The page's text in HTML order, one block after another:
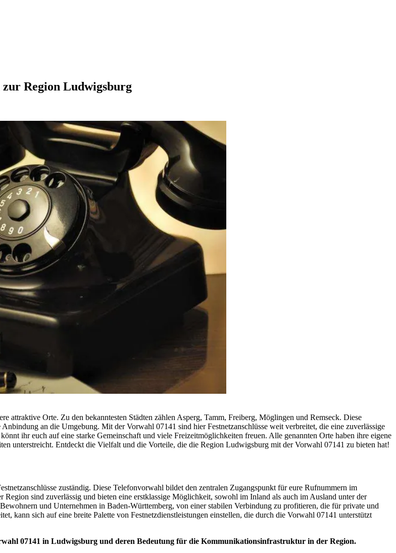
Region Ludwigsburg
Orte. Zu den bekanntesten Städten zählen Asperg, Tamm, Freiberg, Möglingen und Remseck. Diese
an die Umgebung. Mit der Vorwahl 07141 sind hier Festnetzanschlüsse weit verbreitet, die eine zuverlässige
ihr euch auf eine starke Gemeinschaft und viele Freizeitmöglichkeiten freuen. Alle genannten Orte haben ihre eigene
unterstreicht. Entdeckt die Vielfalt und die Vorteile, die die Region Ludwigsburg mit der Vorwahl 07141 zu bieten hat!
zuständig. Diese Telefonvorwahl bildet den zentralen Zugangspunkt für eure Rufnummern im
sind zuverlässig und bieten eine erstklassige Möglichkeit, sowohl im Inland als auch im Ausland unter der
und Unternehmen in Baden-Württemberg, von einer stabilen Verbindung zu profitieren, die für private und
kann sich auf eine breite Palette von Festnetzdienstleistungen einstellen, die durch die Vorwahl 07141 unterstützt
07141 in Ludwigsburg und deren Bedeutung für die Kommunikationsinfrastruktur in der Region.